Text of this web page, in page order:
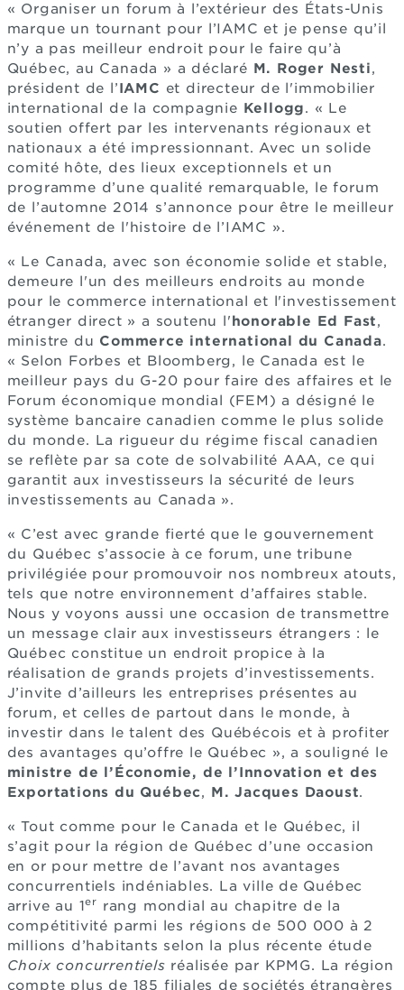
« Organiser un forum à l’extérieur des États-Unis
marque un tournant pour l’IAMC et je pense qu’il
n’y a pas meilleur endroit pour le faire qu’à
Québec, au Canada » a déclaré M. Roger Nesti,
président de l’IAMC et directeur de l'immobilier
international de la compagnie Kellogg. « Le
soutien offert par les intervenants régionaux et
nationaux a été impressionnant. Avec un solide
comité hôte, des lieux exceptionnels et un
programme d’une qualité remarquable, le forum
de l’automne 2014 s’annonce pour être le meilleur
événement de l'histoire de l’IAMC ».
« Le Canada, avec son économie solide et stable,
demeure l'un des meilleurs endroits au monde
pour le commerce international et l'investissement
étranger direct » a soutenu l'honorable Ed Fast,
ministre du Commerce international du Canada.
« Selon Forbes et Bloomberg, le Canada est le
meilleur pays du G-20 pour faire des affaires et le
Forum économique mondial (FEM) a désigné le
système bancaire canadien comme le plus solide
du monde. La rigueur du régime fiscal canadien
se reflète par sa cote de solvabilité AAA, ce qui
garantit aux investisseurs la sécurité de leurs
investissements au Canada ».
« C’est avec grande fierté que le gouvernement
du Québec s’associe à ce forum, une tribune
privilégiée pour promouvoir nos nombreux atouts,
tels que notre environnement d’affaires stable.
Nous y voyons aussi une occasion de transmettre
un message clair aux investisseurs étrangers : le
Québec constitue un endroit propice à la
réalisation de grands projets d’investissements.
J’invite d’ailleurs les entreprises présentes au
forum, et celles de partout dans le monde, à
investir dans le talent des Québécois et à profiter
des avantages qu’offre le Québec », a souligné le
ministre de l’Économie, de l’Innovation et des
Exportations du Québec, M. Jacques Daoust.
« Tout comme pour le Canada et le Québec, il
s’agit pour la région de Québec d’une occasion
en or pour mettre de l’avant nos avantages
concurrentiels indéniables. La ville de Québec
arrive au 1er rang mondial au chapitre de la
compétitivité parmi les régions de 500 000 à 2
millions d’habitants selon la plus récente étude
Choix concurrentiels réalisée par KPMG. La région
compte plus de 185 filiales de sociétés étrangères